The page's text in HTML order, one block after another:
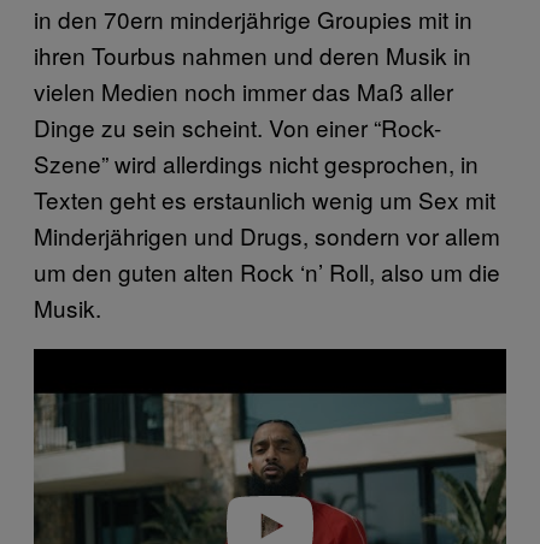
in den 70ern minderjährige Groupies mit in
ihren Tourbus nahmen und deren Musik in
vielen Medien noch immer das Maß aller
Dinge zu sein scheint. Von einer “Rock-
Szene” wird allerdings nicht gesprochen, in
Texten geht es erstaunlich wenig um Sex mit
Minderjährigen und Drugs, sondern vor allem
um den guten alten Rock ‘n’ Roll, also um die
Musik.
a
y
v
e